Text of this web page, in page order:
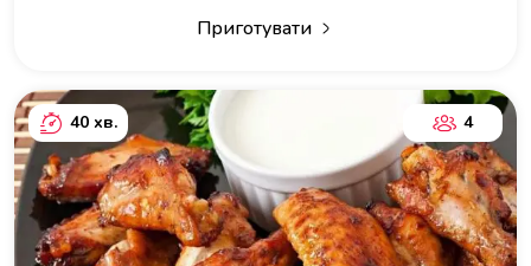
Приготувати
40 хв. 4